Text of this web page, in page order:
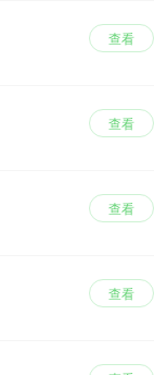
查看
查看
查看
查看